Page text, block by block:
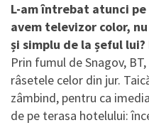
L-am întrebat atunci
avem televizor color,
și simplu de la șeful
Prin fumul de Snagov,
râsetele celor din jur.
zâmbind, pentru ca
de pe terasa hotelului: